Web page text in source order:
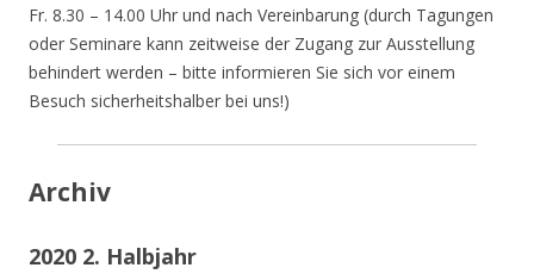
Fr. 8.30 – 14.00 Uhr und nach Vereinbarung (durch Tagungen
oder Seminare kann zeitweise der Zugang zur Ausstellung
behindert werden – bitte informieren Sie sich vor einem
Besuch sicherheitshalber bei uns!)
Archiv
2020 2. Halbjahr